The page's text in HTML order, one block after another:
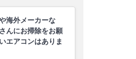
海外メーカーな
んにお掃除をお願
エアコンはありま